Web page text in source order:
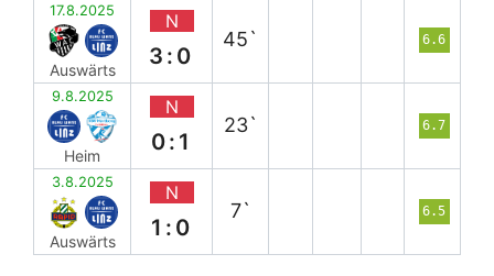
17.8.2025
Auswärts
N
3:0
45` 6.6
9.8.2025
Heim
N
0:1
23` 6.7
3.8.2025
Auswärts
N
1:0
7` 6.5